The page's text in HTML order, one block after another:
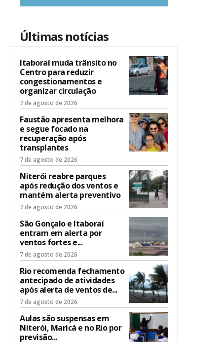
Últimas notícias
Itaboraí muda trânsito no
Centro para reduzir
congestionamentos e
organizar circulação
7 de agosto de 2026
Faustão apresenta melhora
e segue focado na
recuperação após
transplantes
7 de agosto de 2026
Niterói reabre parques
após redução dos ventos e
mantém alerta preventivo
7 de agosto de 2026
São Gonçalo e Itaboraí
entram em alerta por
ventos fortes e...
7 de agosto de 2026
Rio recomenda fechamento
antecipado de atividades
após alerta de ventos de...
7 de agosto de 2026
Aulas são suspensas em
Niterói, Maricá e no Rio por
previsão...